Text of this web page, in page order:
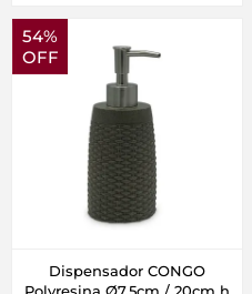
54%
OFF
Dispensador CONGO